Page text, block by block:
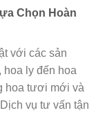
Chọn Hoàn
với các sản
ly đến hoa
hoa tươi mới và
vụ tư vấn tận